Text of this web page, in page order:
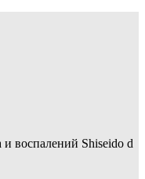
воспалений Shiseido d